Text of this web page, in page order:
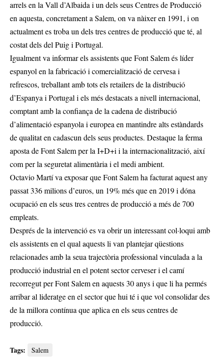
arrels en la Vall d’Albaida i un dels seus Centres de Producció
en aquesta, concretament a Salem, on va nàixer en 1991, i on
actualment es troba un dels tres centres de producció que té, al
costat dels del Puig i Portugal.
Igualment va informar els assistents que Font Salem és líder
espanyol en la fabricació i comercialització de cervesa i
refrescos, treballant amb tots els retailers de la distribució
d’Espanya i Portugal i els més destacats a nivell internacional,
comptant amb la confiança de la cadena de distribució
d’alimentació espanyola i europea en mantindre alts estàndards
de qualitat en cadascun dels seus productes. Destaque la ferma
aposta de Font Salem per la I+D+i i la internacionalització, així
com per la seguretat alimentària i el medi ambient.
Octavio Martí va exposar que Font Salem ha facturat aquest any
passat 336 milions d’euros, un 19% més que en 2019 i dóna
ocupació en els seus tres centres de producció a més de 700
empleats.
Després de la intervenció es va obrir un interessant col·loqui amb
els assistents en el qual aquests li van plantejar qüestions
relacionades amb la seua trajectòria professional vinculada a la
producció industrial en el potent sector cerveser i el camí
recorregut per Font Salem en aquests 30 anys i que li ha permés
arribar al lideratge en el sector que hui té i que vol consolidar des
de la millora contínua que aplica en els seus centres de
producció.
Tags: Salem